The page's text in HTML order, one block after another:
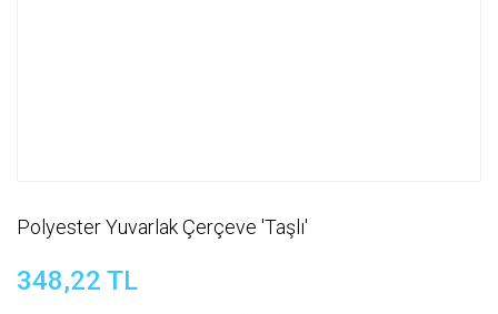
Polyester Yuvarlak Çerçeve 'Taşlı'
348,22 TL